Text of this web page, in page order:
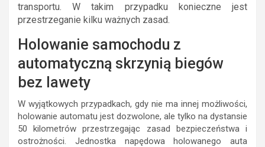
transportu. W takim przypadku konieczne jest
przestrzeganie kilku ważnych zasad.
Holowanie samochodu z
automatyczną skrzynią biegów
bez lawety
W wyjątkowych przypadkach, gdy nie ma innej możliwości,
holowanie automatu jest dozwolone, ale tylko na dystansie
50 kilometrów przestrzegając zasad bezpieczeństwa i
ostrożności. Jednostka napędowa holowanego auta